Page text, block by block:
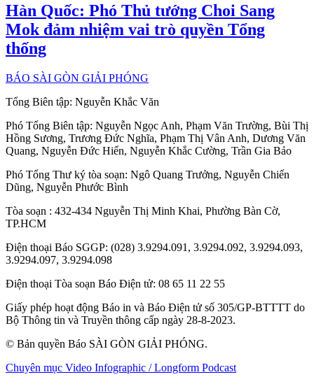
Hàn Quốc: Phó Thủ tướng Choi Sang
Mok đảm nhiệm vai trò quyền Tổng
thống
BÁO SÀI GÒN GIẢI PHÓNG
Tổng Biên tập: Nguyễn Khắc Văn
Phó Tổng Biên tập: Nguyễn Ngọc Anh, Phạm Văn Trường, Bùi Thị
Hồng Sương, Trương Đức Nghĩa, Phạm Thị Vân Anh, Dương Văn
Quang, Nguyễn Đức Hiển, Nguyễn Khắc Cường, Trần Gia Bảo
Phó Tổng Thư ký tòa soạn: Ngô Quang Trưởng, Nguyễn Chiến
Dũng, Nguyễn Phước Bình
Tòa soạn : 432-434 Nguyễn Thị Minh Khai, Phường Bàn Cờ,
TP.HCM
Điện thoại Báo SGGP: (028) 3.9294.091, 3.9294.092, 3.9294.093,
3.9294.097, 3.9294.098
Điện thoại Tòa soạn Báo Điện tử: 08 65 11 22 55
Giấy phép hoạt động Báo in và Báo Điện tử số 305/GP-BTTTT do
Bộ Thông tin và Truyền thông cấp ngày 28-8-2023.
© Bản quyền Báo SÀI GÒN GIẢI PHÓNG.
Chuyên mục Video Infographic / Longform Podcast